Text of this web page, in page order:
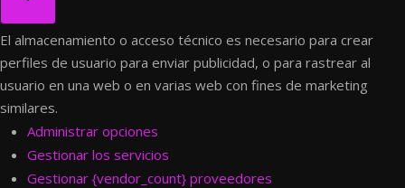
El almacenamiento o acceso técnico es necesario para crear
perfiles de usuario para enviar publicidad, o para rastrear al
usuario en una web o en varias web con fines de marketing
similares.
Administrar opciones
Gestionar los servicios
Gestionar {vendor_count} proveedores